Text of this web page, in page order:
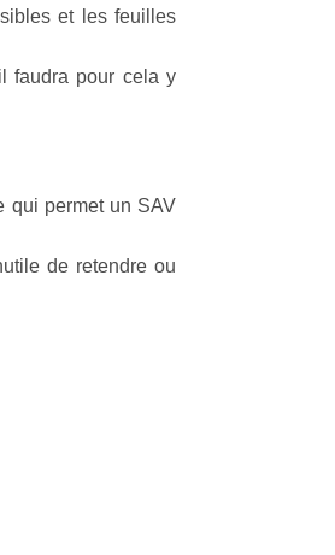
et les feuilles
faudra pour cela y
qui permet un SAV
de retendre ou